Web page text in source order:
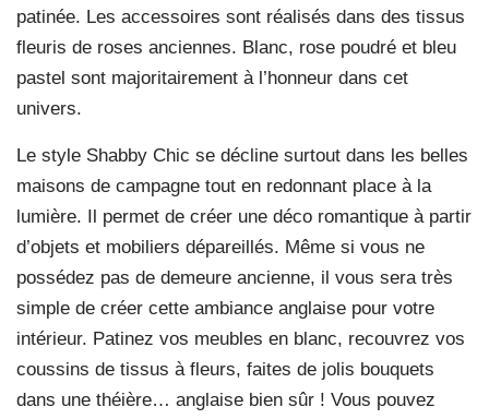
patinée. Les accessoires sont réalisés dans des tissus
fleuris de roses anciennes. Blanc, rose poudré et bleu
pastel sont majoritairement à l’honneur dans cet
univers.
Le style Shabby Chic se décline surtout dans les belles
maisons de campagne tout en redonnant place à la
lumière. Il permet de créer une déco romantique à partir
d’objets et mobiliers dépareillés. Même si vous ne
possédez pas de demeure ancienne, il vous sera très
simple de créer cette ambiance anglaise pour votre
intérieur. Patinez vos meubles en blanc, recouvrez vos
coussins de tissus à fleurs, faites de jolis bouquets
dans une théière… anglaise bien sûr ! Vous pouvez